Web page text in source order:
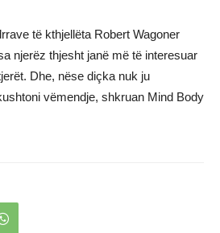
të kthjellëta Robert Wagoner
njerëz thjesht janë më të interesuar
Dhe, nëse diçka nuk ju
vëmendje, shkruan Mind Body